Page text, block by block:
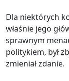
Dla niektórych
właśnie jego
sprawnym
politykiem, był
zmieniał zdanie.